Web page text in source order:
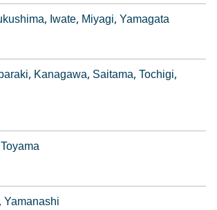
Iwate Miyagi Yamagata
Kanagawa Saitama Tochigi
Toyama
Yamanashi